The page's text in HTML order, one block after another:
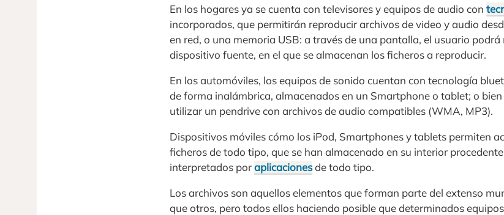
En los hogares ya se cuenta con televisores y equipos de audio con
incorporados, que permitirán reproducir archivos de video y audio
en red, o una memoria USB: a través de una pantalla, el usuario
dispositivo fuente, en el que se almacenan los ficheros a reproducir.
En los automóviles, los equipos de sonido cuentan con tecnología
de forma inalámbrica, almacenados en un Smartphone o tablet; o
utilizar un pendrive con archivos de audio compatibles (WMA, MP3).
Dispositivos móviles cómo los iPod, Smartphones y tablets permiten
ficheros de todo tipo, que se han almacenado en su interior
interpretados poraplicacionesde todo tipo.
Los archivos son aquellos elementos que forman parte del extenso
que otros, pero todos ellos haciendo posible que determinados